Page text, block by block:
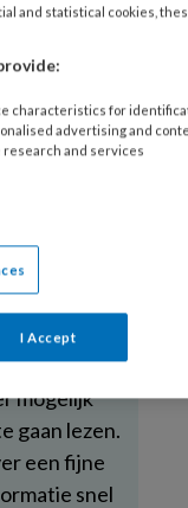
zeer
aan
werk van
de
het
een
als het
mogelijk
gaan lezen.
een fijne
snel
and statistical cookies,
characteristics for
advertising and
and services
I Accept